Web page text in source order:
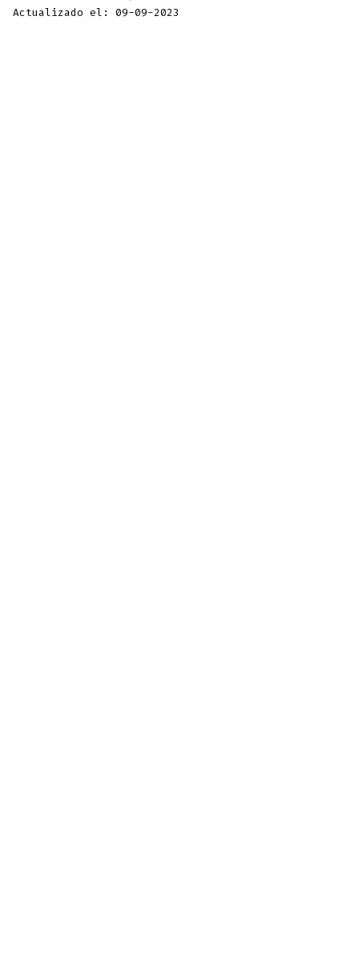
Actualizado el: 09-09-2023